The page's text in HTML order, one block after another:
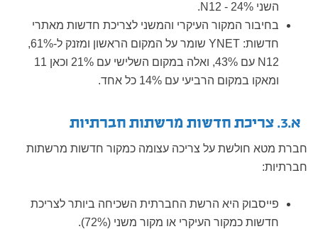
השני N12 - 24%.
בחיבור המקור העיקרי והמשני לצריכת חדשות מאתרי
חדשות: YNET שומר על המקום הראשון ומזנק ל-61%,
N12 עם 43%, ואלה במקום השלישי עם 21% וכאן 11
ומאקו במקום הרביעי עם 14% כל אחד.
א.3. צריכת חדשות מרשתות חברתיות
חברת מטא חולשת על צריכה עצומה כמקור חדשות מרשתות
חברתיות:
פייסבוק היא הרשת החברתית השכיחה ביותר לצריכת
חדשות כמקור העיקרי או מקור משני (72%).